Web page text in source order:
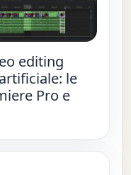
editing
le
Pro e